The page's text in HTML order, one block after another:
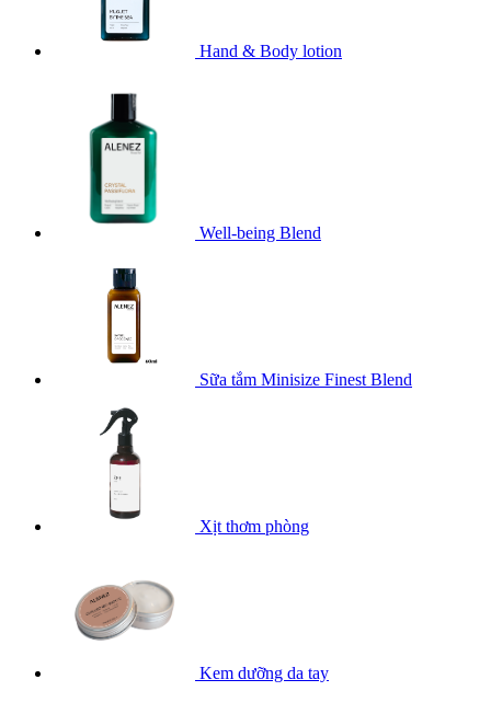
Hand & Body lotion
Well-being Blend
Sữa tắm Minisize Finest Blend
Xịt thơm phòng
Kem dưỡng da tay